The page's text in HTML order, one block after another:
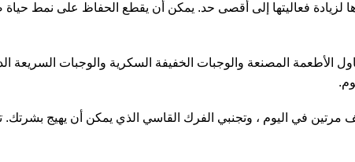
لزيادة فعاليتها إلى أقصى حد. يمكن أن يقطع الحفاظ على نمط
الأطعمة المصنعة والوجبات الخفيفة السكرية والوجبات السريعة
في اليوم ، وتجنبي الفرك القاسي الذي يمكن أن يهيج بشرتك.